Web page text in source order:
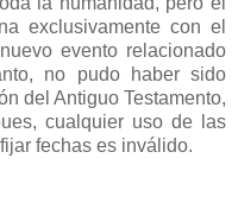
exclusivamente con el
evento relacionado
no pudo haber sido
del Antiguo Testamento,
cualquier uso de las
fechas es inválido.